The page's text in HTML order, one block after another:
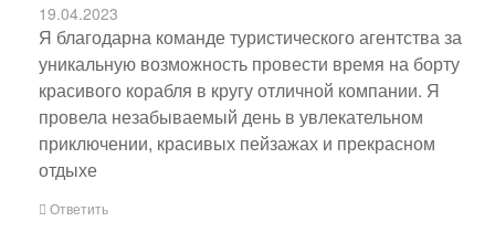
19.04.2023
Я благодарна команде туристического агентства за
уникальную возможность провести время на борту
красивого корабля в кругу отличной компании. Я
провела незабываемый день в увлекательном
приключении, красивых пейзажах и прекрасном
отдыхе
Ответить